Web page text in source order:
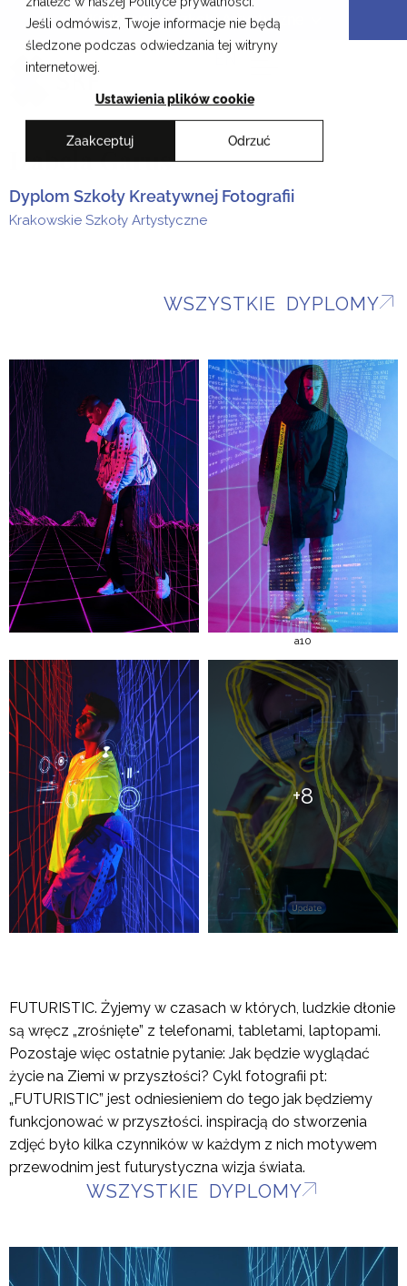
Jeśli odmówisz, Twoje informacje nie będą
śledzone podczas odwiedzania tej witryny
internetowej.
Ustawienia plików cookie
Zaakceptuj Odrzuć
Przejdź
treści
Krakowskie Szkoły Artystyczne
EN
Izabela Garus
Dyplom Szkoły Kreatywnej Fotografii
Krakowskie Szkoły Artystyczne
WSZYSTKIE DYPLOMY
a10
+8
FUTURISTIC. Żyjemy w czasach w których, ludzkie dłonie
są wręcz „zrośnięte” z telefonami, tabletami, laptopami.
Pozostaje więc ostatnie pytanie: Jak będzie wyglądać
życie na Ziemi w przyszłości? Cykl fotografii pt:
„FUTURISTIC” jest odniesieniem do tego jak będziemy
funkcjonować w przyszłości. inspiracją do stworzenia
zdjęć było kilka czynników w każdym z nich motywem
przewodnim jest futurystyczna wizja świata.
WSZYSTKIE DYPLOMY